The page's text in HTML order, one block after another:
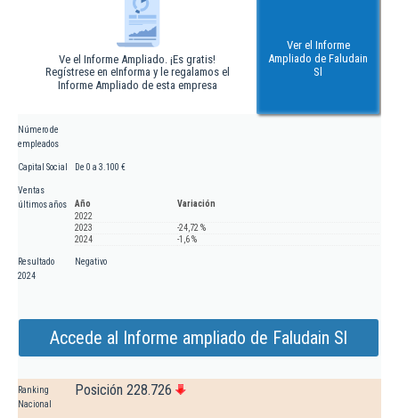
Ve el Informe Ampliado. ¡Es gratis!
Regístrese en eInforma y le regalamos el
Informe Ampliado de esta empresa
Ver el Informe
Ampliado de Faludain
Sl
Número de
empleados
Capital Social De 0 a 3.100 €
Ventas
últimos años
Año
Variación
2022
2023
-24,72 %
2024
-1,6 %
Resultado
2024
Negativo
Accede al Informe ampliado de Faludain Sl
Ranking
Nacional
Posición 228.726